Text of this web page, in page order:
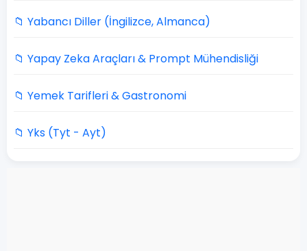
📁 Yabancı Diller (İngilizce, Almanca)
📁 Yapay Zeka Araçları & Prompt Mühendisliği
📁 Yemek Tarifleri & Gastronomi
📁 Yks (Tyt - Ayt)